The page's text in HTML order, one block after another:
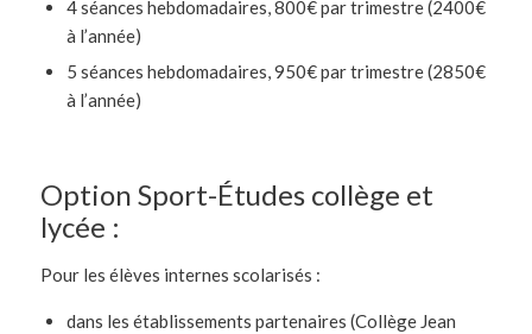
4 séances hebdomadaires, 800€ par trimestre (2400€
à l’année)
5 séances hebdomadaires, 950€ par trimestre (2850€
à l’année)
Option Sport-Études collège et
lycée :
Pour les élèves internes scolarisés :
dans les établissements partenaires (Collège Jean